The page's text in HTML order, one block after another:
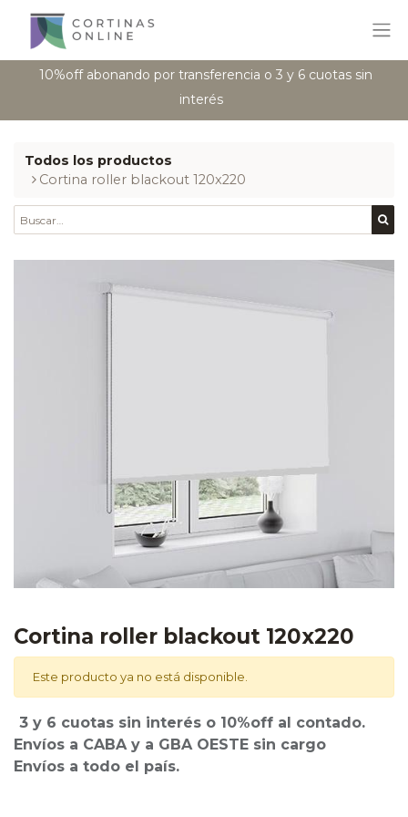
10%off abonando por transferencia o 3 y 6 cuotas sin
interés
Todos los productos
​​Cortina roller blackout 120x220
​​Cortina roller blackout 120x220
Este producto ya no está disponible.
3 y 6 cuotas sin interés o 10%off al contado.
Envíos a CABA y a GBA OESTE sin cargo
Envíos a todo el país.